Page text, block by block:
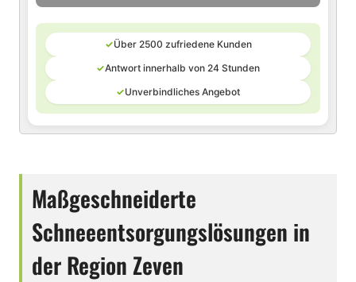
✓Über 2500 zufriedene Kunden
✓Antwort innerhalb von 24 Stunden
✓Unverbindliches Angebot
Maßgeschneiderte
Schneeentsorgungslösungen in
der Region Zeven